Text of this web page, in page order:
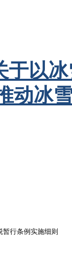
于以
动冰
行条例实施细则